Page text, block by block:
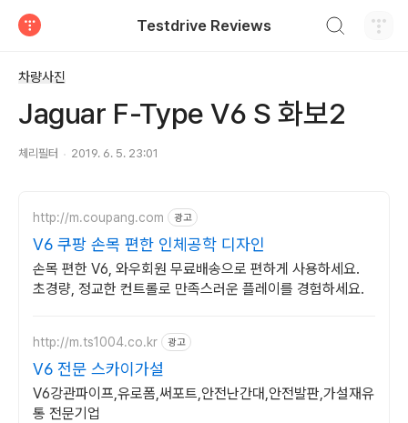
Testdrive Reviews
차량사진
Jaguar F-Type V6 S 화보2
체리필터 2019. 6. 5. 23:01
http://m.coupang.com 광고
V6 쿠팡 손목 편한 인체공학 디자인
손목 편한 V6, 와우회원 무료배송으로 편하게 사용하세요.
초경량, 정교한 컨트롤로 만족스러운 플레이를 경험하세요.
http://m.ts1004.co.kr 광고
V6 전문 스카이가설
V6강관파이프,유로폼,써포트,안전난간대,안전발판,가설재유
통 전문기업